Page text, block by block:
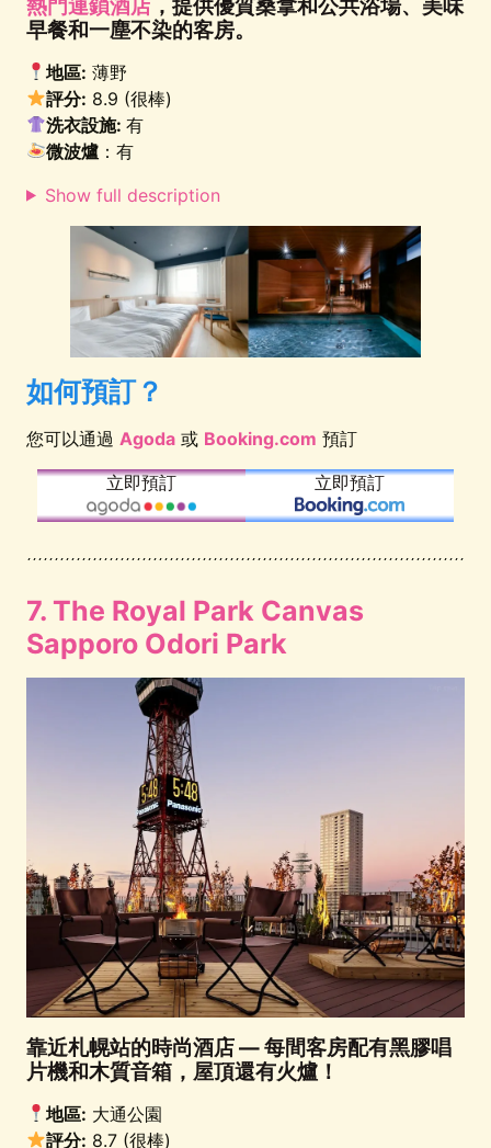
熱門連鎖酒店 ，提供優質桑拿和公共浴場、美味
早餐和一塵不染的客房。
地區: 薄野
評分: 8.9 (很棒)
洗衣設施: 有
微波爐 ：有
Show full description
如何預訂？
您可以通過 Agoda 或 Booking.com 預訂
立即預訂
立即預訂
7. The Royal Park Canvas
Sapporo Odori Park
靠近札幌站的時尚酒店 — 每間客房配有黑膠唱
片機和木質音箱，屋頂還有火爐！
地區: 大通公園
評分: 8.7 (很棒)